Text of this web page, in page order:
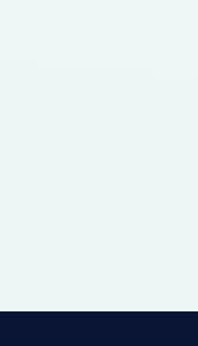
Bardak Takımı